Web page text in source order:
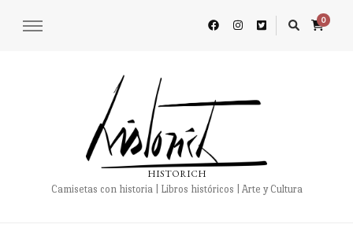
0
HISTORICH
Camisetas con historia | Libros históricos | Arte y Cultura